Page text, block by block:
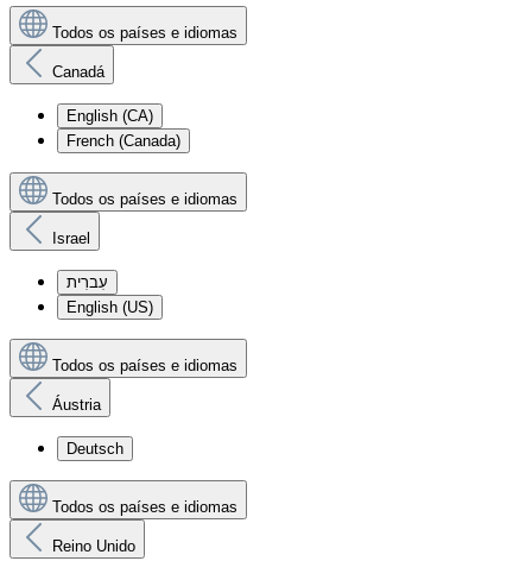
Todos os países e idiomas
Canadá
English (CA)
French (Canada)
Todos os países e idiomas
Israel
עִברִית
English (US)
Todos os países e idiomas
Áustria
Deutsch
Todos os países e idiomas
Reino Unido